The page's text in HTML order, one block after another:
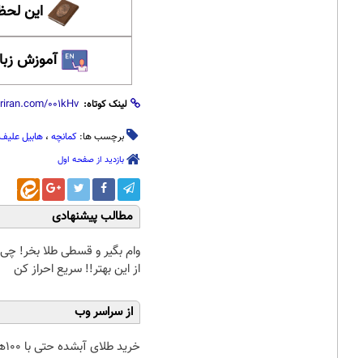
این
آموزش
لینک کوتاه:
برچسب ها: کمانچه ، هابیل
بازدید از صفحه اول
مطالب پیشنهادی
وام بگیر و قسطی طلا بخر! چی
از این بهتر!! سریع احراز کن
از سراسر وب
خرید طلای آبشده حتی با ۱۰۰هزارتومان